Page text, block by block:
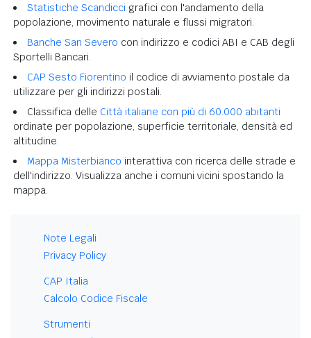
Statistiche Scandicci grafici con l'andamento della
popolazione, movimento naturale e flussi migratori.
Banche San Severo con indirizzo e codici ABI e CAB degli
Sportelli Bancari.
CAP Sesto Fiorentino il codice di avviamento postale da
utilizzare per gli indirizzi postali.
Classifica delle Città italiane con più di 60.000 abitanti
ordinate per popolazione, superficie territoriale, densità ed
altitudine.
Mappa Misterbianco interattiva con ricerca delle strade e
dell'indirizzo. Visualizza anche i comuni vicini spostando la
mappa.
Note Legali
Privacy Policy
CAP Italia
Calcolo Codice Fiscale
Strumenti